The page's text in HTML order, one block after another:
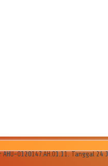
AHU-0120147.AH.01.11. Tanggal